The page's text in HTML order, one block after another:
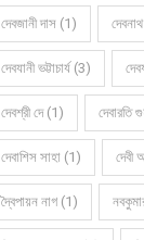
দেবজানী দাস (1)
দেবযানী ভট্টাচার্য (3)
দেবশ্রী দে (1) দেবারতি
দেবাশিস সাহা (1) দেবী
দ্বৈপায়ন নাগ (1)